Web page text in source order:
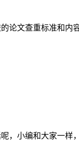
论文查重标准和内
，小编和大家一样